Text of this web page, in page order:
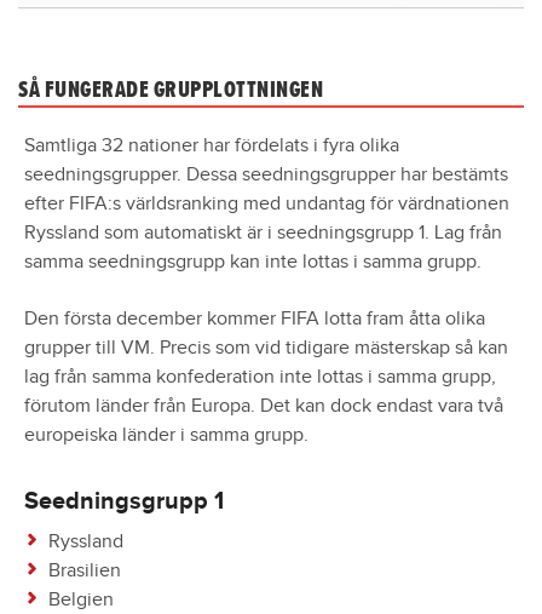
SÅ FUNGERADE GRUPPLOTTNINGEN
Samtliga 32 nationer har fördelats i fyra olika
seedningsgrupper. Dessa seedningsgrupper har bestämts
efter FIFA:s världsranking med undantag för värdnationen
Ryssland som automatiskt är i seedningsgrupp 1. Lag från
samma seedningsgrupp kan inte lottas i samma grupp.
Den första december kommer FIFA lotta fram åtta olika
grupper till VM. Precis som vid tidigare mästerskap så kan
lag från samma konfederation inte lottas i samma grupp,
förutom länder från Europa. Det kan dock endast vara två
europeiska länder i samma grupp.
Seedningsgrupp 1
Ryssland
Brasilien
Belgien